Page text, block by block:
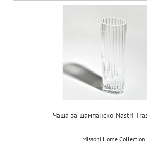
Чаша за шампанско Nastri
Missoni Home Collection